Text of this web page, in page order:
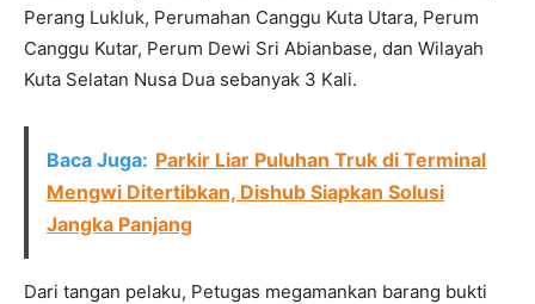
Perang Lukluk, Perumahan Canggu Kuta Utara, Perum
Canggu Kutar, Perum Dewi Sri Abianbase, dan Wilayah
Kuta Selatan Nusa Dua sebanyak 3 Kali.
Baca Juga: Parkir Liar Puluhan Truk di Terminal
Mengwi Ditertibkan, Dishub Siapkan Solusi
Jangka Panjang
Dari tangan pelaku, Petugas megamankan barang bukti